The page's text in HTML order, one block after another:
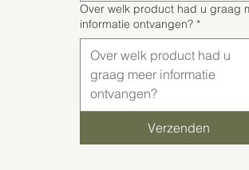
Over welk product had u graag
informatie ontvangen? *
Verzenden